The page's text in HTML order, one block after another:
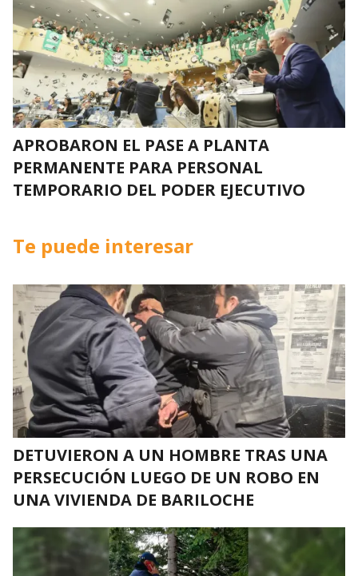
APROBARON EL PASE A PLANTA
PERMANENTE PARA PERSONAL
TEMPORARIO DEL PODER EJECUTIVO
Te puede interesar
DETUVIERON A UN HOMBRE TRAS UNA
PERSECUCIÓN LUEGO DE UN ROBO EN
UNA VIVIENDA DE BARILOCHE